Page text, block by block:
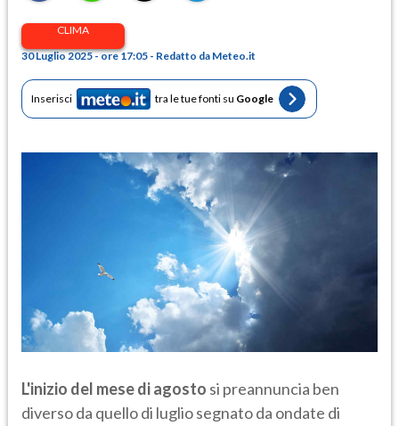
CLIMA
30 Luglio 2025 - ore 17:05 - Redatto da Meteo.it
Inserisci tra le tue fonti su Google
L'inizio del mese di agosto si preannuncia ben
diverso da quello di luglio segnato da ondate di